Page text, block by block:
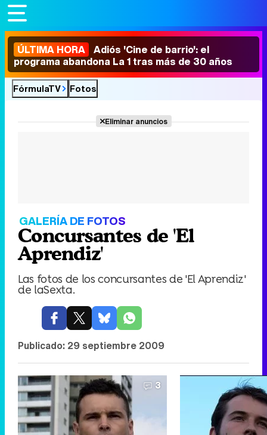
ÚLTIMA HORA Adiós 'Cine de barrio': el
programa abandona La 1 tras más de 30 años
FórmulaTV Fotos
Eliminar anuncios
GALERÍA DE FOTOS
Concursantes de 'El
Aprendiz'
Las fotos de los concursantes de 'El Aprendiz'
de laSexta.
Publicado: 29 septiembre 2009
3